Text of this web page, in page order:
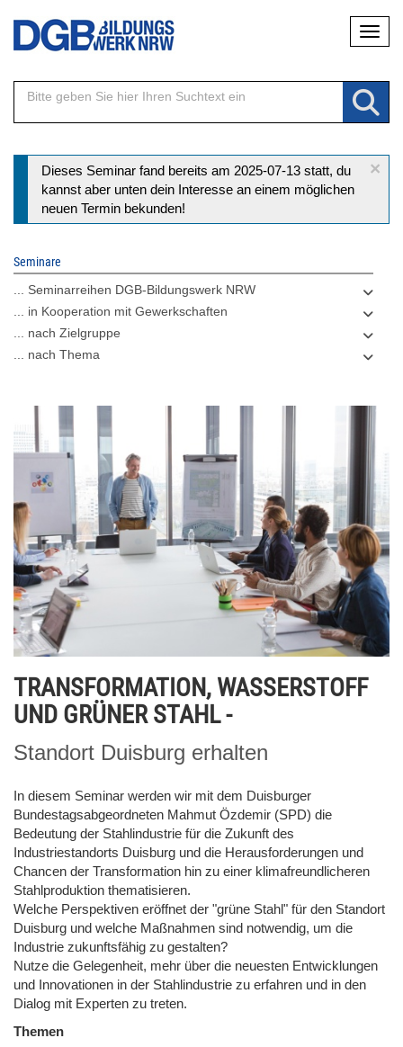
Direkt
Inhalt
×
Statusmeldung
Dieses Seminar fand bereits am 2025-07-13 statt, du
kannst aber unten dein Interesse an einem möglichen
neuen Termin bekunden!
Seminare
... Seminarreihen DGB-Bildungswerk NRW
... in Kooperation mit Gewerkschaften
... nach Zielgruppe
... nach Thema
TRANSFORMATION, WASSERSTOFF
UND GRÜNER STAHL -
Standort Duisburg erhalten
In diesem Seminar werden wir mit dem Duisburger
Bundestagsabgeordneten Mahmut Özdemir (SPD) die
Bedeutung der Stahlindustrie für die Zukunft des
Industriestandorts Duisburg und die Herausforderungen und
Chancen der Transformation hin zu einer klimafreundlicheren
Stahlproduktion thematisieren.
Welche Perspektiven eröffnet der "grüne Stahl" für den Standort
Duisburg und welche Maßnahmen sind notwendig, um die
Industrie zukunftsfähig zu gestalten?
Nutze die Gelegenheit, mehr über die neuesten Entwicklungen
und Innovationen in der Stahlindustrie zu erfahren und in den
Dialog mit Experten zu treten.
Themen